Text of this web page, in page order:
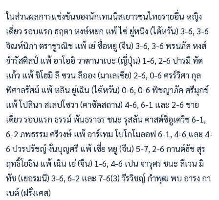
ในส่วนผลการแข่งขันของนักเทนนิสเยาวชนไทยรายอื่น หญิง
เดี่ยว รอบแรก ธฤตา หงษ์หยก แพ้ ไซ่ ยู่หนิง (ไต้หวัน) 3-6, 3-6
จิณห์นิภา ตราชูวณิช แพ้ เย่ ซื่อหยู (จีน) 3-6, 3-6 พรนภัส หงส์
จำรัสศิลป์ แพ้ อาโออิ วาตานาเบะ (ญี่ปุ่น) 1-6, 2-6 ปารมี ทัด
แก้ว แพ้ ชิโฮมิ ลี ซวน ลีออง (มาเลเซีย) 2-6, 0-6 ศรร์วิศา กุล
พิศาลรัศม์ แพ้ หลิน ยู่เฉิน (ไต้หวัน) 0-6, 0-6 พิชญาภัค ศรีมุกข์
แพ้ โปลินา สเลปโซวา (คาซัคสถาน) 4-6, 6-1 และ 2-6 ชาย
เดี่ยว รอบแรก ธรรม์ พันธราธร ชนะ รุสลัน คาสต์ซิอูเควิช 6-1,
6-2 ภพธรรม ศรีวงษ์ แพ้ อาร์เทม โบโกโมลอฟ 6-1, 4-6 และ 4-
6 ปวรปรัชญ์ งั่นบุญศรี แพ้ เซี่ย หยู (จีน) 5-7, 2-6 กานต์ธัช สุร
ฤทธิ์โยธิน แพ้ เฉิน เย่ (จีน) 1-6, 4-6 เปน จารุศร ชนะ ลีเวน มิ
ทัช (เยอรมนี) 3-6, 6-2 และ 7-6(3) วีรวิชญ์ กำพุฒ พบ อารง กา
เบต์ (ฝรั่งเศส)